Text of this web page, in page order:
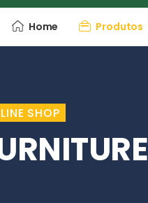
Home Produtos
SHOP